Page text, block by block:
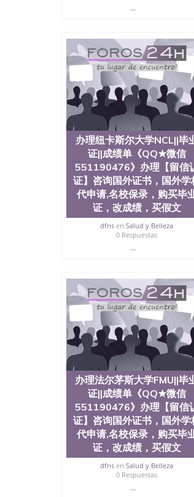
...
办理纽卡斯尔大学NCL||毕
证||成绩单《QQ★微信
551190476》办理【留信
证】咨询国外证书，国外学
代申请,名校保录，购买毕
证，改成绩，买假文
dfns enSalud y Belleza
0 Respuestas
...
办理法尔茅斯大学FMU||毕
证||成绩单《QQ★微信
551190476》办理【留信
证】咨询国外证书，国外学
代申请,名校保录，购买毕
证，改成绩，买假文
dfns enSalud y Belleza
0 Respuestas
...